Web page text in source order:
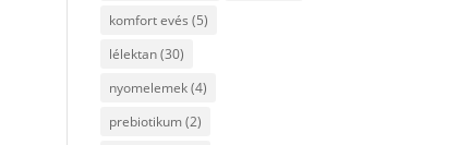
komfort evés (5)
lélektan(30)
nyomelemek(4)
prebiotikum(2)